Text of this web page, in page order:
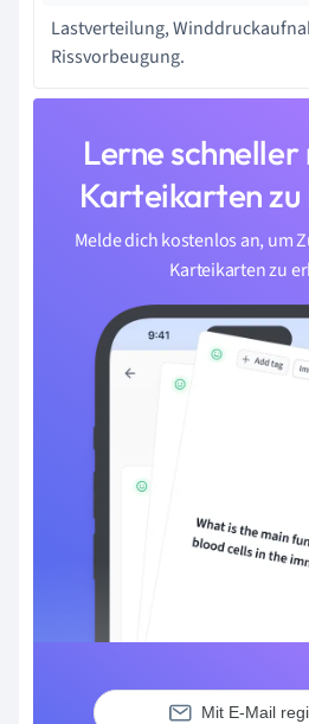
Lastverteilung,
Rissvorbeugung.
Lerne schneller
Karteikarten zu
Melde dich kostenlos an, um
Karteikarten zu
Mit E-Mail